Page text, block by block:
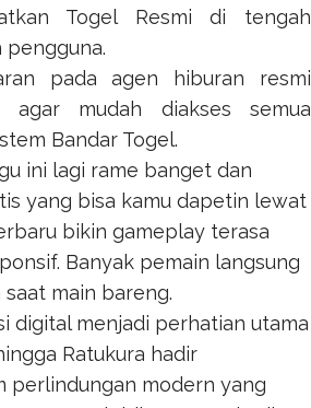
Togel Resmi di tengah
pengguna.
pada agen hiburan resmi
agar mudah diakses semua
Bandar Togel.
ini lagi rame banget dan
yang bisa kamu dapetin lewat
bikin gameplay terasa
Banyak pemain langsung
main bareng.
digital menjadi perhatian utama
Ratukura hadir
perlindungan modern yang